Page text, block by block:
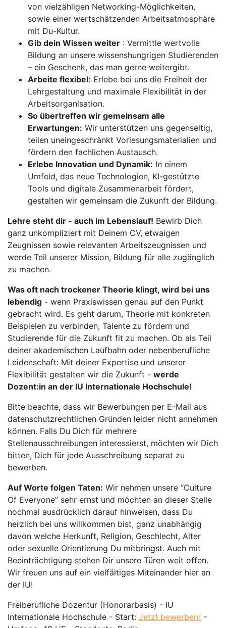
von vielzähligen Networking-Möglichkeiten,
sowie einer wertschätzenden Arbeitsatmosphäre
mit Du-Kultur.
Gib dein Wissen weiter : Vermittle wertvolle
Bildung an unsere wissenshungrigen Studierenden
– ein Geschenk, das man gerne weitergibt.
Arbeite flexibel: Erlebe bei uns die Freiheit der
Lehrgestaltung und maximale Flexibilität in der
Arbeitsorganisation.
So übertreffen wir gemeinsam alle
Erwartungen: Wir unterstützen uns gegenseitig,
teilen uneingeschränkt Vorlesungsmaterialien und
fördern den fachlichen Austausch.
Erlebe Innovation und Dynamik: In einem
Umfeld, das neue Technologien, KI-gestützte
Tools und digitale Zusammenarbeit fördert,
gestalten wir gemeinsam die Zukunft der Bildung.
Lehre steht dir - auch im Lebenslauf! Bewirb Dich
ganz unkompliziert mit Deinem CV, etwaigen
Zeugnissen sowie relevanten Arbeitszeugnissen und
werde Teil unserer Mission, Bildung für alle zugänglich
zu machen.
Was oft nach trockener Theorie klingt, wird bei uns
lebendig - wenn Praxiswissen genau auf den Punkt
gebracht wird. Es geht darum, Theorie mit konkreten
Beispielen zu verbinden, Talente zu fördern und
Studierende für die Zukunft fit zu machen. Ob als Teil
deiner akademischen Laufbahn oder nebenberufliche
Leidenschaft: Mit deiner Expertise und unserer
Flexibilität gestalten wir die Zukunft - werde
Dozent:in an der IU Internationale Hochschule!
Bitte beachte, dass wir Bewerbungen per E-Mail aus
datenschutzrechtlichen Gründen leider nicht annehmen
können. Falls Du Dich für mehrere
Stellenausschreibungen interessierst, möchten wir Dich
bitten, Dich für jede Ausschreibung separat zu
bewerben.
Auf Worte folgen Taten: Wir nehmen unsere “Culture
Of Everyone” sehr ernst und möchten an dieser Stelle
nochmal ausdrücklich darauf hinweisen, dass Du
herzlich bei uns willkommen bist, ganz unabhängig
davon welche Herkunft, Religion, Geschlecht, Alter
oder sexuelle Orientierung Du mitbringst. Auch mit
Beeinträchtigung stehen Dir unsere Türen weit offen.
Wir freuen uns auf ein vielfältiges Miteinander hier an
der IU!
Freiberufliche Dozentur (Honorarbasis) - IU
Internationale Hochschule - Start: Jetzt bewerben! -